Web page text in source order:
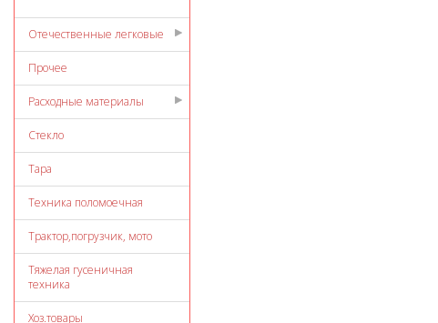
Отечественные легковые
Прочее
Расходные материалы
Стекло
Тара
Техника поломоечная
Трактор,погрузчик, мото
Тяжелая гусеничная
техника
Хоз.товары